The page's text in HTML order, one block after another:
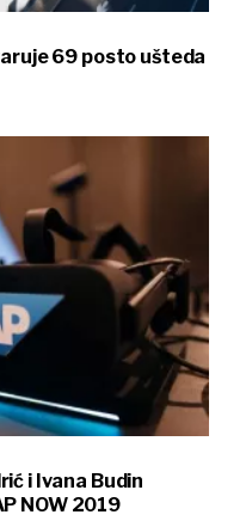
69 posto ušteda
i Ivana Budin
NOW 2019